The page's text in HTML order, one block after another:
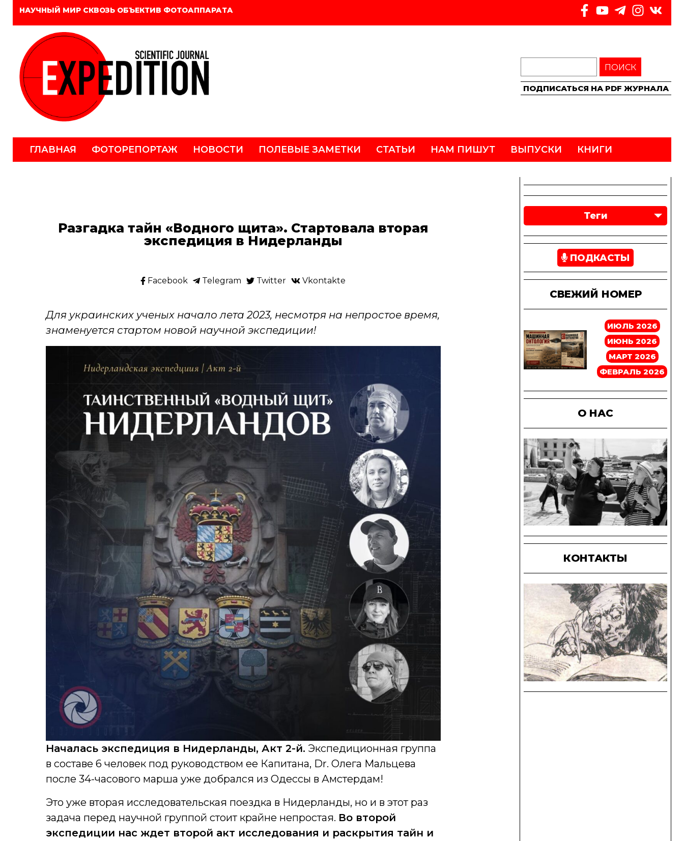
НАУЧНЫЙ МИР СКВОЗЬ ОБЪЕКТИВ ФОТОАППАРАТА
ПОИСК
ПОДПИСАТЬСЯ НА PDF ЖУРНАЛА
ГЛАВНАЯ ФОТОРЕПОРТАЖ НОВОСТИ ПОЛЕВЫЕ ЗАМЕТКИ СТАТЬИ НАМ ПИШУТ ВЫПУСКИ КНИГИ
Разгадка тайн «Водного щита». Стартовала вторая
экспедиция в Нидерланды
Facebook Telegram Twitter Vkontakte
Для украинских ученых начало лета 2023, несмотря на непростое время,
знаменуется стартом новой научной экспедиции!
Началась экспедиция в Нидерланды, Акт 2-й. Экспедиционная группа
в составе 6 человек под руководством ее Капитана, Dr. Олега Мальцева
после 34-часового марша уже добрался из Одессы в Амстердам!
Это уже вторая исследовательская поездка в Нидерланды, но и в этот раз
задача перед научной группой стоит крайне непростая. Во второй
экспедиции нас ждет второй акт исследования и раскрытия тайн и
Теги
ПОДКАСТЫ
СВЕЖИЙ НОМЕР
ИЮЛЬ 2026
ИЮНЬ 2026
МАРТ 2026
ФЕВРАЛЬ 2026
О НАС
КОНТАКТЫ